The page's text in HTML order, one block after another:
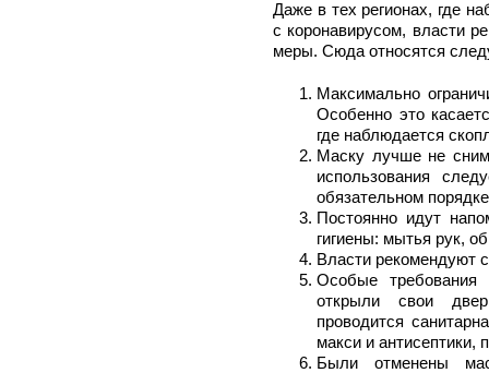
Даже в тех регионах, где
с коронавирусом, власти
меры. Сюда относятся
Максимально
Особенно это
где наблюдается
Маску лучше не
использования
обязательном
Постоянно идут
гигиены: мытья рук,
Власти рекомендуют
Особые требования
открыли свои
проводится
макси и антисептики,
Были отменены